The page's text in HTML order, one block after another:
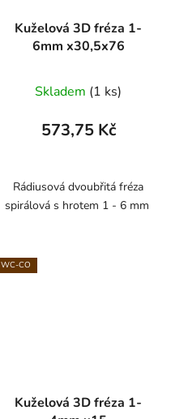
Kuželová 3D fréza 1-
6mm x30,5x76
Skladem (1 ks)
573,75 Kč
Rádiusová dvoubřitá fréza
spirálová s hrotem 1 - 6 mm
WC-CO
Kuželová 3D fréza 1-